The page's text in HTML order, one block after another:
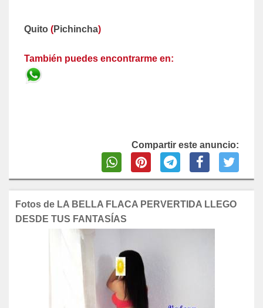
Quito (Pichincha)
También puedes encontrarme en:
Compartir este anuncio:
Fotos de LA BELLA FLACA PERVERTIDA LLEGO
DESDE TUS FANTASÍAS